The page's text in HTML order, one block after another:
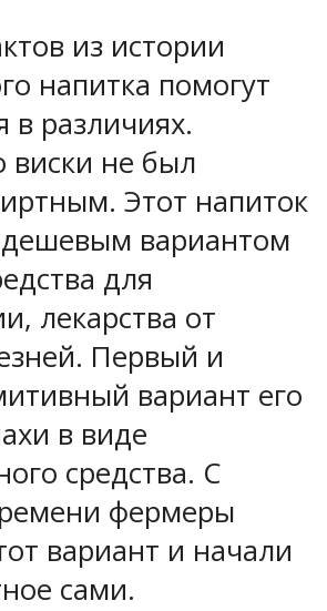
из истории
напитка помогут
в различиях.
виски не был
Этот напиток
вариантом
для
лекарства от
Первый и
вариант его
в виде
средства. С
фермеры
вариант и начали
сами.